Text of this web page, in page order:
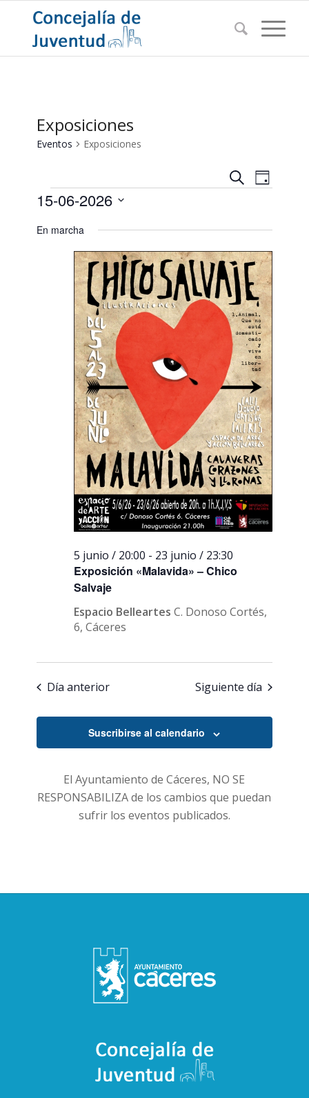
Exposiciones
Eventos Exposiciones
y
vistas
de
Eventos
Buscar
de
Evento
Día
Eventos
15-06-2026
fecha.
En marcha
Exposición «Malavida» – Chico
Salvaje
5 junio / 20:00 - 23 junio / 23:30
Espacio BelleartesC. Donoso Cortés,
6, Cáceres
Día anterior Siguiente día
Suscribirse al calendario
El Ayuntamiento de Cáceres, NO SE
RESPONSABILIZA de los cambios que puedan
sufrir los eventos publicados.